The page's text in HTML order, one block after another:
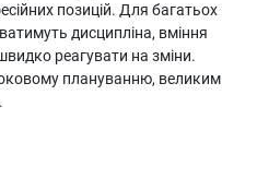
позицій. Для багатьох
дисципліна, вміння
реагувати на зміни.
плануванню, великим